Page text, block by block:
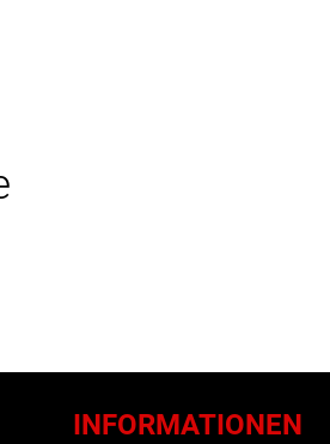
INFORMATIONEN